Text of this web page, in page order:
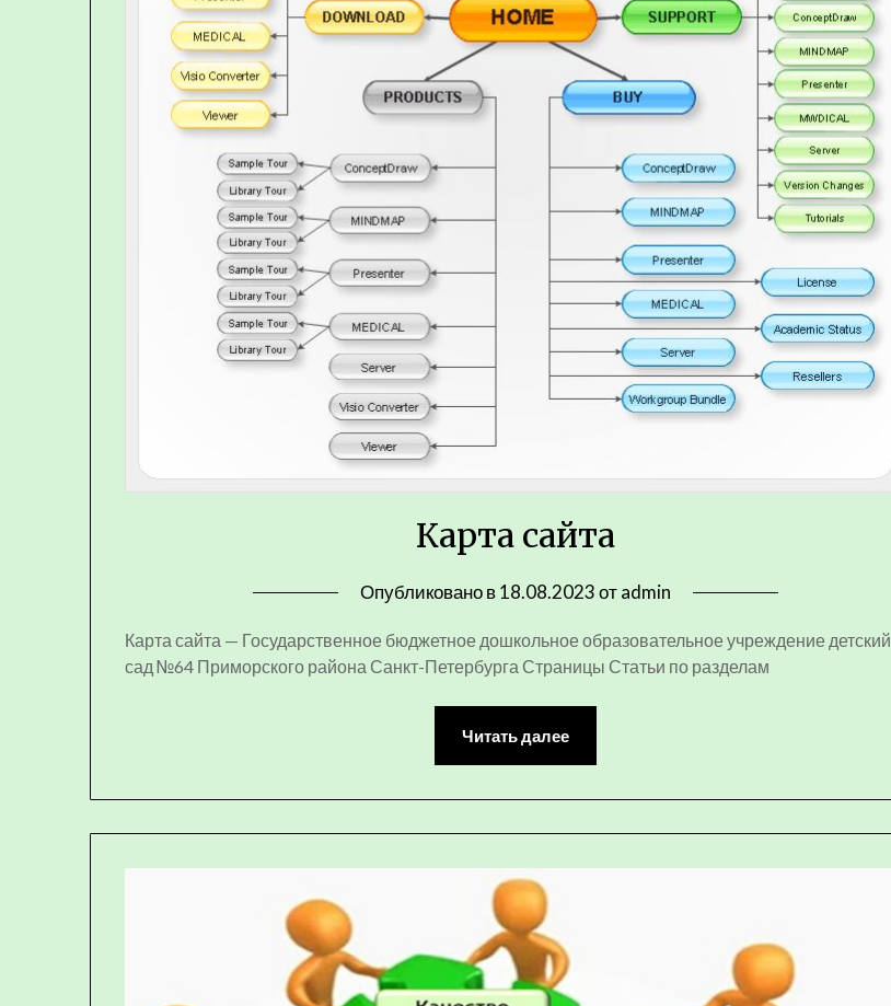
Карта сайта
Опубликовано в18.08.2023отadmin
Карта сайта — Государственное бюджетное дошкольное образовательное учреждение детский
сад №64 Приморского района Санкт-­Петербурга Страницы Статьи по разделам
Читать далее